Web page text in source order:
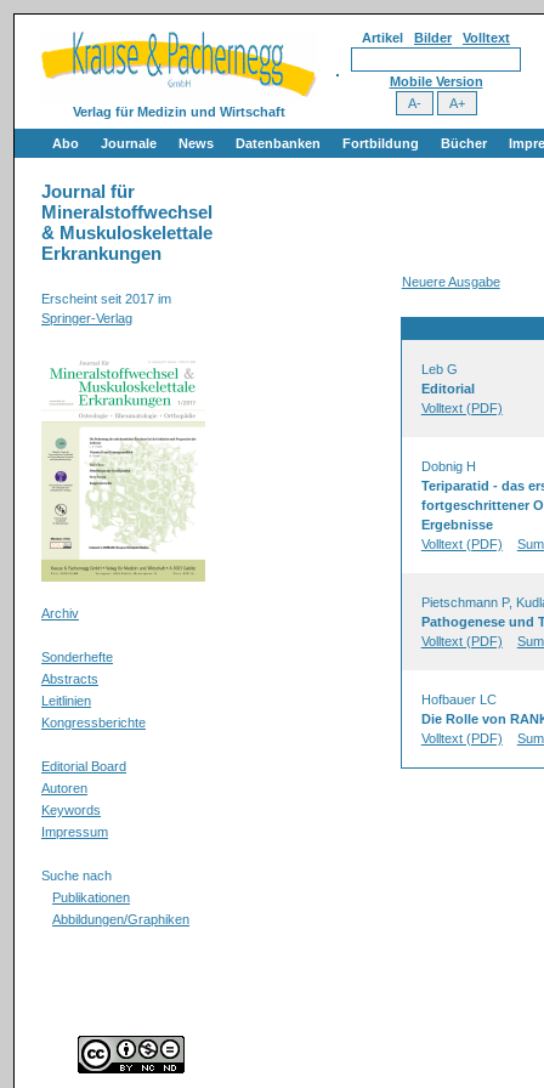
Verlag für Medizin und Wirtschaft
Artikel Bilder Volltext
Mobile Version
Abo Journale News Datenbanken Fortbildung Bücher
Journal für
Mineralstoffwechsel
& Muskuloskelettale
Erkrankungen
Erscheint seit 2017 im
Springer-Verlag
Archiv
Sonderhefte
Abstracts
Leitlinien
Kongressberichte
Editorial Board
Autoren
Keywords
Impressum
Suche nach
Publikationen
Abbildungen/Graphiken
Neuere Ausgabe
Leb G
Editorial
Volltext (PDF)
Dobnig H
Teriparatid - das
fortgeschrittener
Ergebnisse
Volltext (PDF)
Pietschmann P,
Pathogenese und
Volltext (PDF)
Hofbauer LC
Die Rolle von
Volltext (PDF)